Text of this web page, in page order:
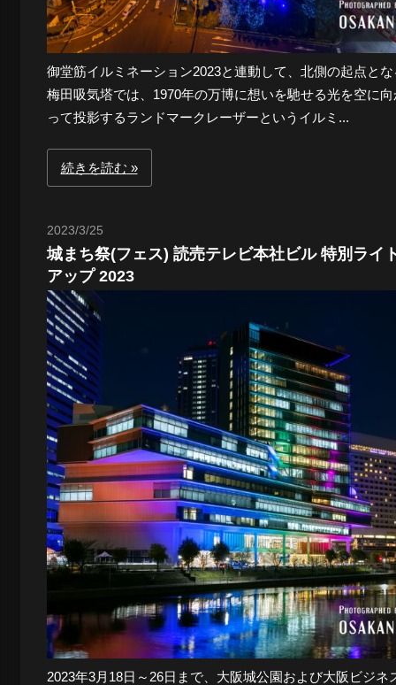
御堂筋イルミネーション2023と連動して、北側の起点とな
梅田吸気塔では、1970年の万博に想いを馳せる光を空に向
って投影するランドマークレーザーというイルミ...
続きを読む
2023/3/25
城まち祭(フェス) 読売テレビ本社ビル 特別ライ
アップ 2023
2023年3月18日～26日まで、大阪城公園および大阪ビジネ